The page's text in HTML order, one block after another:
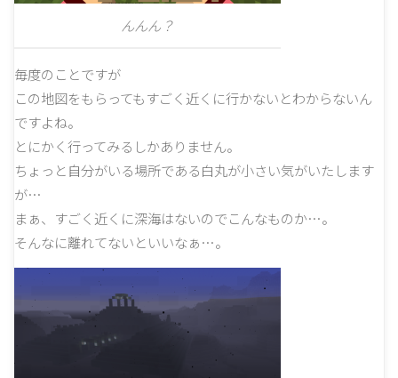
んんん？
毎度のことですが
この地図をもらってもすごく近くに行かないとわからないん
ですよね。
とにかく行ってみるしかありません。
ちょっと自分がいる場所である白丸が小さい気がいたします
が…
まぁ、すごく近くに深海はないのでこんなものか…。
そんなに離れてないといいなぁ…。